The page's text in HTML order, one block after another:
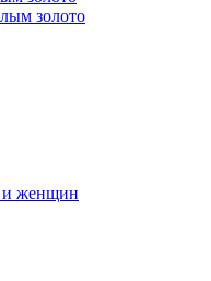
золото
женщин